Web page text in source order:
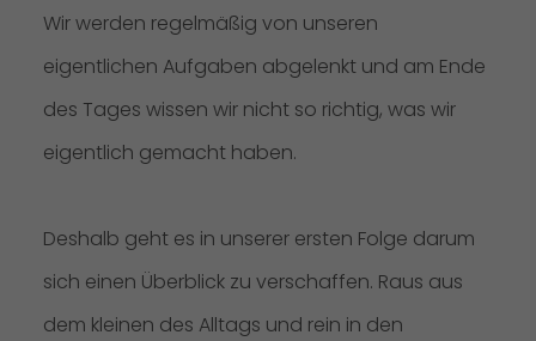
Wir werden regelmäßig von unseren
eigentlichen Aufgaben abgelenkt und am Ende
des Tages wissen wir nicht so richtig, was wir
eigentlich gemacht haben.
Deshalb geht es in unserer ersten Folge darum
sich einen Überblick zu verschaffen. Raus aus
dem kleinen des Alltags und rein in den